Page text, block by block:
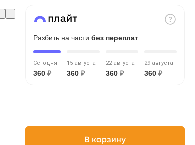
Разбить на части без переплат
Сегодня
360 ₽
15 августа
360 ₽
22 августа
360 ₽
29 августа
360 ₽
В корзину